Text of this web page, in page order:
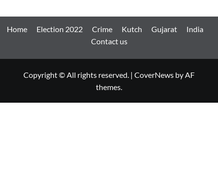
Home Election 2022 Crime Kutch Gujarat
India
Contact us
Copyright © All rights reserved. | CoverNews by AF
themes.